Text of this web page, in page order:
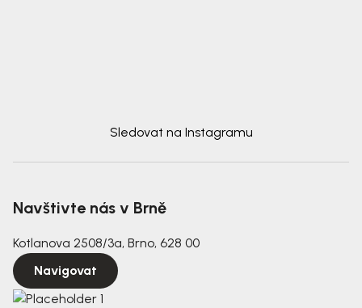
Sledovat na Instagramu
Navštivte nás v Brně
Kotlanova 2508/3a, Brno, 628 00
Navigovat